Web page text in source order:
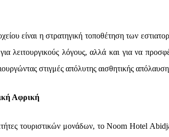
είναι η στρατηγική τοποθέτηση των
λειτουργικούς λόγους, αλλά και για να
στιγμές απόλυτης αισθητικής
Αφρική
τουριστικών μονάδων, το Noom Hotel